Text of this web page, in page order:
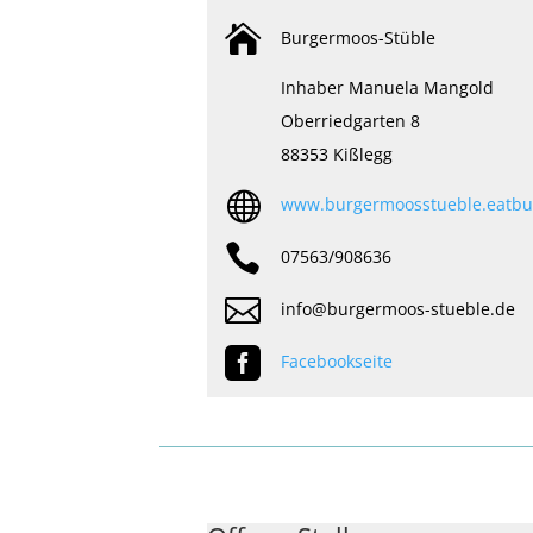
 Burgermoos-Stüble
Inhaber Manuela Mangold
Oberriedgarten 8
88353 Kißlegg

 07563/908636
 info@burgermoos-stueble.de
 Facebookseite